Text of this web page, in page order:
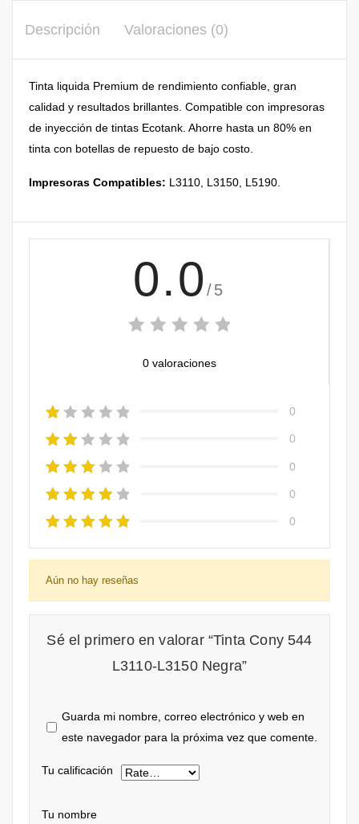
Descripción Valoraciones (0)
Tinta liquida Premium de rendimiento confiable, gran
calidad y resultados brillantes. Compatible con impresoras
de inyección de tintas Ecotank. Ahorre hasta un 80% en
tinta con botellas de repuesto de bajo costo.
Impresoras Compatibles: L3110, L3150, L5190.
0.0 /5
0 valoraciones
0
0
0
0
0
Aún no hay reseñas
Sé el primero en valorar “Tinta Cony 544
L3110-L3150 Negra”
Tu nombre
Guarda mi nombre, correo electrónico y web en
este navegador para la próxima vez que comente.
Tu calificación